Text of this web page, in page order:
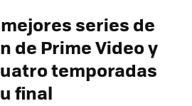
series de
de Prime Video y
temporadas
final